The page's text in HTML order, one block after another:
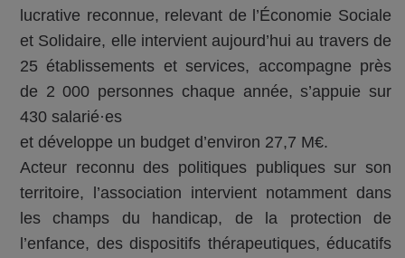
lucrative reconnue, relevant de l’Économie Sociale
et Solidaire, elle intervient aujourd’hui au travers de
25 établissements et services, accompagne près
de 2 000 personnes chaque année, s’appuie sur
430 salarié·es
et développe un budget d’environ 27,7 M€.
Acteur reconnu des politiques publiques sur son
territoire, l’association intervient notamment dans
les champs du handicap, de la protection de
l’enfance, des dispositifs thérapeutiques, éducatifs